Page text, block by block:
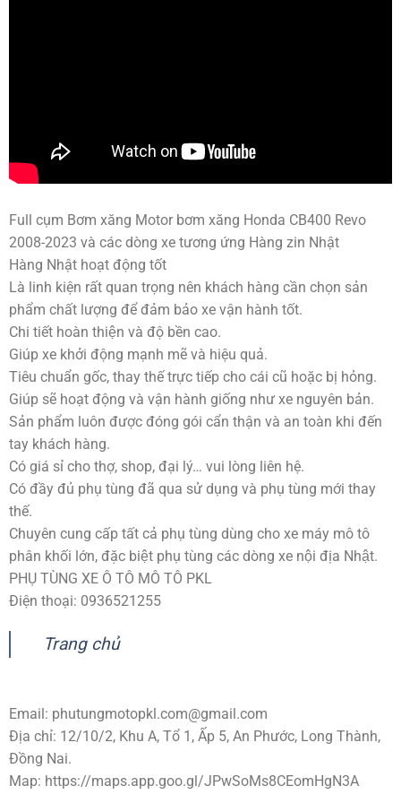
Full cụm Bơm xăng Motor bơm xăng Honda CB400 Revo
2008-2023 và các dòng xe tương ứng Hàng zin Nhật
Hàng Nhật hoạt động tốt
Là linh kiện rất quan trọng nên khách hàng cần chọn sản
phẩm chất lượng để đảm bảo xe vận hành tốt.
Chi tiết hoàn thiện và độ bền cao.
Giúp xe khởi động mạnh mẽ và hiệu quả.
Tiêu chuẩn gốc, thay thế trực tiếp cho cái cũ hoặc bị hỏng.
Giúp sẽ hoạt động và vận hành giống như xe nguyên bản.
Sản phẩm luôn được đóng gói cẩn thận và an toàn khi đến
tay khách hàng.
Có giá sỉ cho thợ, shop, đại lý… vui lòng liên hệ.
Có đầy đủ phụ tùng đã qua sử dụng và phụ tùng mới thay
thế.
Chuyên cung cấp tất cả phụ tùng dùng cho xe máy mô tô
phân khối lớn, đặc biệt phụ tùng các dòng xe nội địa Nhật.
PHỤ TÙNG XE Ô TÔ MÔ TÔ PKL
Điện thoại: 0936521255
Trang chủ
Email: phutungmotopkl.com@gmail.com
Địa chỉ: 12/10/2, Khu A, Tổ 1, Ấp 5, An Phước, Long Thành,
Đồng Nai.
Map: https://maps.app.goo.gl/JPwSoMs8CEomHgN3A